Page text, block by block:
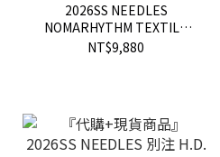
2026SS NEEDLES
NOMARHYTHM TEXTILE
Cabana Shirt Papillon
NT$9,880